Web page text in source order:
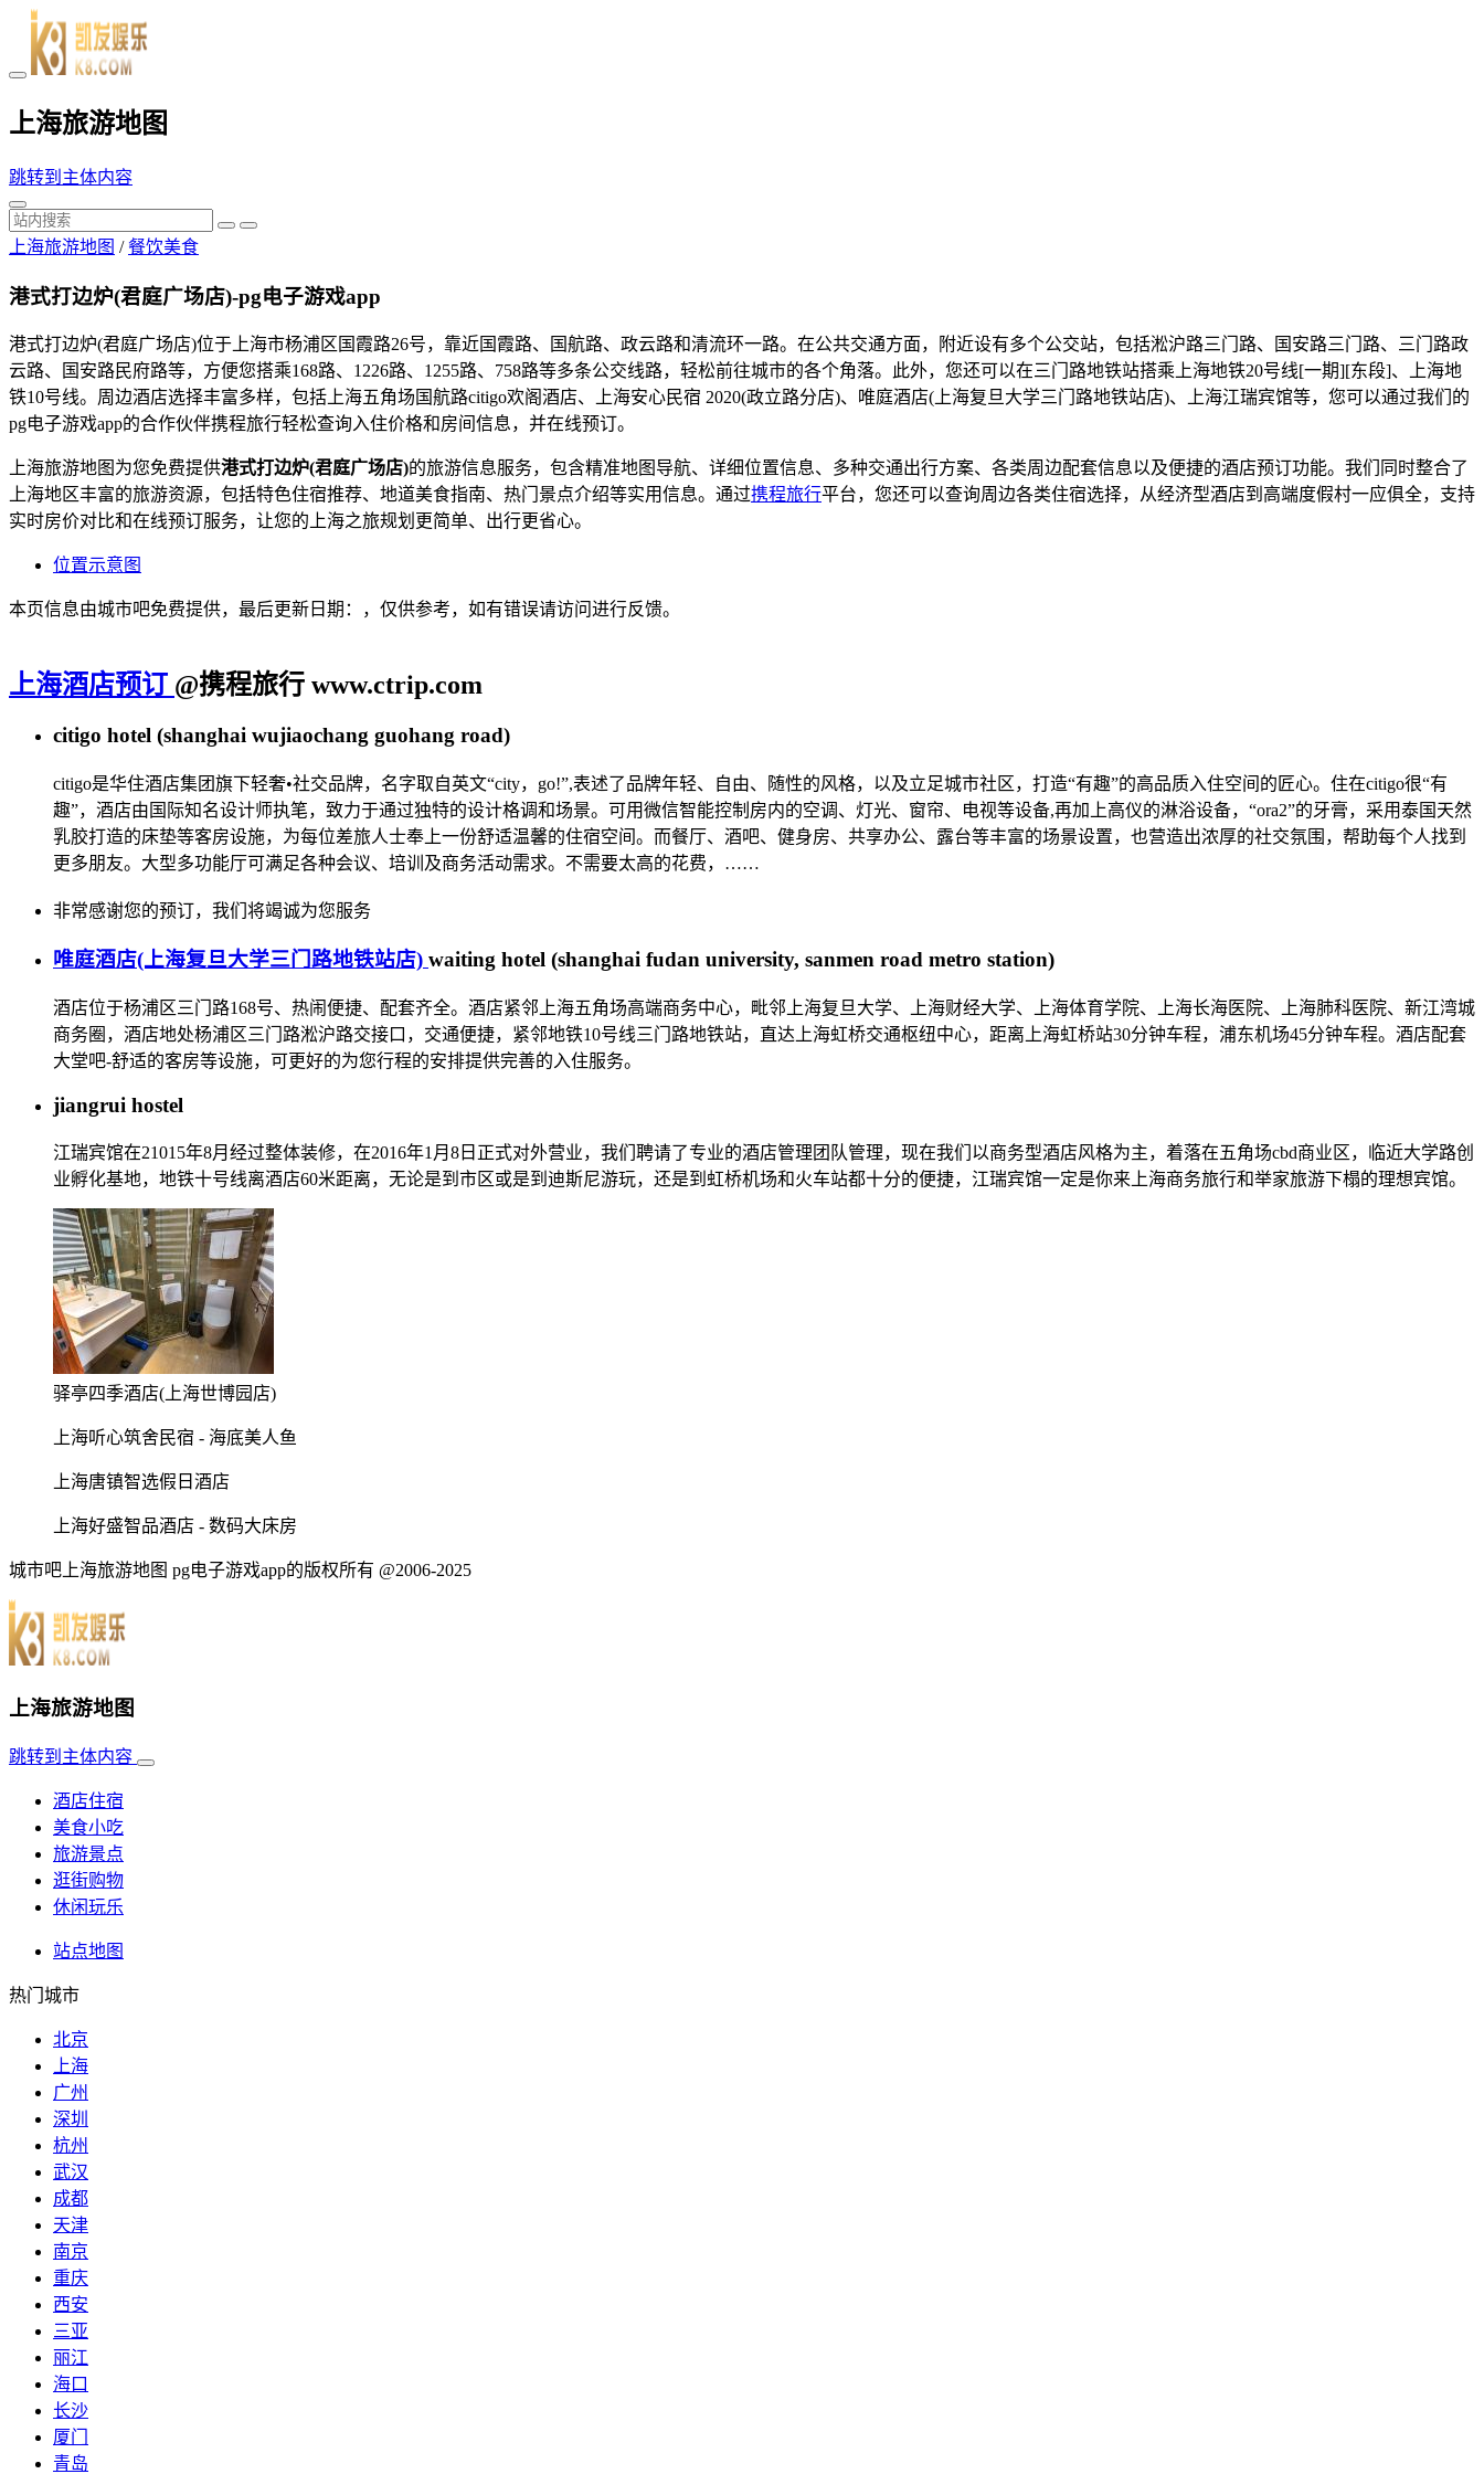
上海旅游地图
跳转到主体内容
上海旅游地图 /餐饮美食
港式打边炉(君庭广场店)-pg电子游戏app
港式打边炉(君庭广场店)位于上海市杨浦区国霞路26号，靠近国霞路、国航路、政云路和清流环一路。在公共交通方面，附近设有多个公交站，包括淞沪路三门路、国安路三门路、三门路政
云路、国安路民府路等，方便您搭乘168路、1226路、1255路、758路等多条公交线路，轻松前往城市的各个角落。此外，您还可以在三门路地铁站搭乘上海地铁20号线[一期][东段]、上海地
铁10号线。周边酒店选择丰富多样，包括上海五角场国航路citigo欢阁酒店、上海安心民宿 2020(政立路分店)、唯庭酒店(上海复旦大学三门路地铁站店)、上海江瑞宾馆等，您可以通过我们的
pg电子游戏app的合作伙伴携程旅行轻松查询入住价格和房间信息，并在线预订。
上海旅游地图为您免费提供港式打边炉(君庭广场店)的旅游信息服务，包含精准地图导航、详细位置信息、多种交通出行方案、各类周边配套信息以及便捷的酒店预订功能。我们同时整合了
上海地区丰富的旅游资源，包括特色住宿推荐、地道美食指南、热门景点介绍等实用信息。通过携程旅行平台，您还可以查询周边各类住宿选择，从经济型酒店到高端度假村一应俱全，支持
实时房价对比和在线预订服务，让您的上海之旅规划更简单、出行更省心。
位置示意图
本页信息由城市吧免费提供，最后更新日期：，仅供参考，如有错误请访问进行反馈。
上海酒店预订 @携程旅行 www.ctrip.com
citigo hotel (shanghai wujiaochang guohang road)
citigo是华住酒店集团旗下轻奢•社交品牌，名字取自英文“city，go!”,表述了品牌年轻、自由、随性的风格，以及立足城市社区，打造“有趣”的高品质入住空间的匠心。住在citigo很“有
趣”，酒店由国际知名设计师执笔，致力于通过独特的设计格调和场景。可用微信智能控制房内的空调、灯光、窗帘、电视等设备,再加上高仪的淋浴设备，“ora2”的牙膏，采用泰国天然
乳胶打造的床垫等客房设施，为每位差旅人士奉上一份舒适温馨的住宿空间。而餐厅、酒吧、健身房、共享办公、露台等丰富的场景设置，也营造出浓厚的社交氛围，帮助每个人找到
更多朋友。大型多功能厅可满足各种会议、培训及商务活动需求。不需要太高的花费，……
非常感谢您的预订，我们将竭诚为您服务
唯庭酒店(上海复旦大学三门路地铁站店) waiting hotel (shanghai fudan university, sanmen road metro station)
酒店位于杨浦区三门路168号、热闹便捷、配套齐全。酒店紧邻上海五角场高端商务中心，毗邻上海复旦大学、上海财经大学、上海体育学院、上海长海医院、上海肺科医院、新江湾城
商务圈，酒店地处杨浦区三门路淞沪路交接口，交通便捷，紧邻地铁10号线三门路地铁站，直达上海虹桥交通枢纽中心，距离上海虹桥站30分钟车程，浦东机场45分钟车程。酒店配套
大堂吧-舒适的客房等设施，可更好的为您行程的安排提供完善的入住服务。
jiangrui hostel
江瑞宾馆在21015年8月经过整体装修，在2016年1月8日正式对外营业，我们聘请了专业的酒店管理团队管理，现在我们以商务型酒店风格为主，着落在五角场cbd商业区，临近大学路创
业孵化基地，地铁十号线离酒店60米距离，无论是到市区或是到迪斯尼游玩，还是到虹桥机场和火车站都十分的便捷，江瑞宾馆一定是你来上海商务旅行和举家旅游下榻的理想宾馆。
驿亭四季酒店(上海世博园店)
上海听心筑舍民宿 - 海底美人鱼
上海唐镇智选假日酒店
上海好盛智品酒店 - 数码大床房
城市吧上海旅游地图 pg电子游戏app的版权所有 @2006-2025
上海旅游地图
跳转到主体内容
酒店住宿
美食小吃
旅游景点
逛街购物
休闲玩乐
站点地图
热门城市
北京
上海
广州
深圳
杭州
武汉
成都
天津
南京
重庆
西安
三亚
丽江
海口
长沙
厦门
青岛